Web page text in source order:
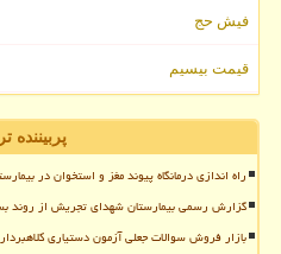
فیش حج
قیمت بیسیم
پربیننده
راه اندازی درمانگاه پیوند مغز و استخوان در
گزارش رسمی بیمارستان شهدای تجریش از روند
بازار فروش سوالات جعلی آزمون دستیاری کلاهبرداری ۲۵۰ میلیون تومانی از